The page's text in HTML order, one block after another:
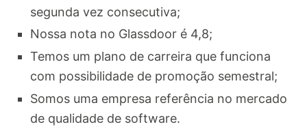
segunda vez consecutiva;
Nossa nota no Glassdoor é 4,8;
Temos um plano de carreira que funciona
com possibilidade de promoção semestral;
Somos uma empresa referência no mercado
de qualidade de software.